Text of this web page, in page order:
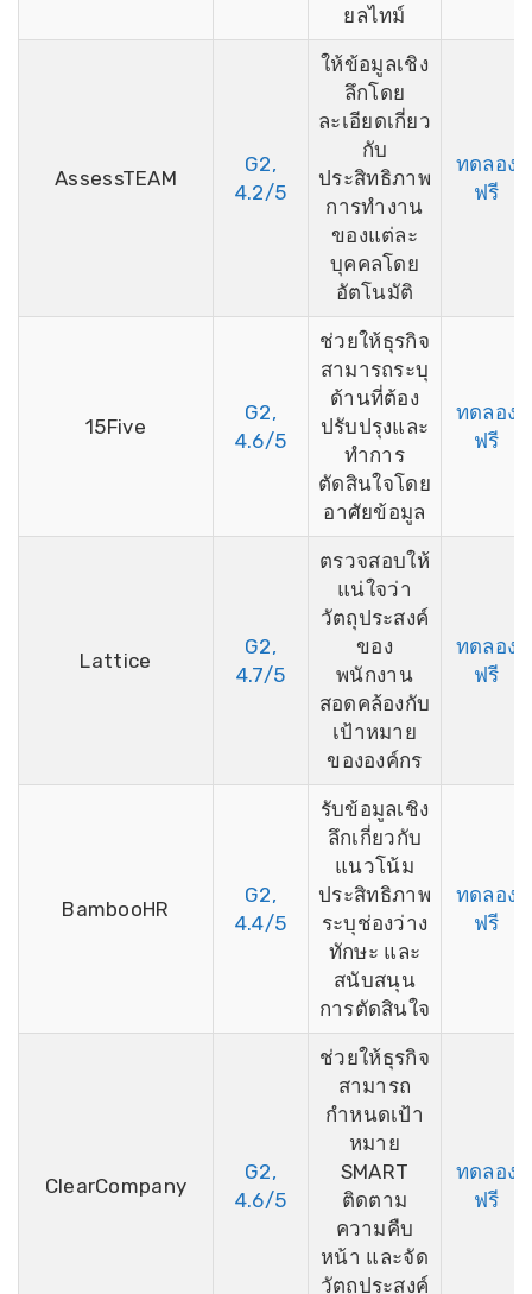
ยลไทม์
AssessTEAM
G2,
4.2/5
ให้ข้อมูลเชิง
ลึกโดย
ละเอียดเกี่ยว
กับ
ประสิทธิภาพ
การทำงาน
ของแต่ละ
บุคคลโดย
อัตโนมัติ
ทดลอง
ฟรี
15Five
G2,
4.6/5
ช่วยให้ธุรกิจ
สามารถระบุ
ด้านที่ต้อง
ปรับปรุงและ
ทำการ
ตัดสินใจโดย
อาศัยข้อมูล
ทดลอง
ฟรี
Lattice
G2,
4.7/5
ตรวจสอบให้
แน่ใจว่า
วัตถุประสงค์
ของ
พนักงาน
สอดคล้องกับ
เป้าหมาย
ขององค์กร
ทดลอง
ฟรี
BambooHR
G2,
4.4/5
รับข้อมูลเชิง
ลึกเกี่ยวกับ
แนวโน้ม
ประสิทธิภาพ
ระบุช่องว่าง
ทักษะ และ
สนับสนุน
การตัดสินใจ
ทดลอง
ฟรี
ClearCompany
G2,
4.6/5
ช่วยให้ธุรกิจ
สามารถ
กำหนดเป้า
หมาย
SMART
ติดตาม
ความคืบ
หน้า และจัด
วัตถุประสงค์
ทดลอง
ฟรี